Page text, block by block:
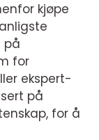
kjøpe
på
for
ekspert-
på
for å